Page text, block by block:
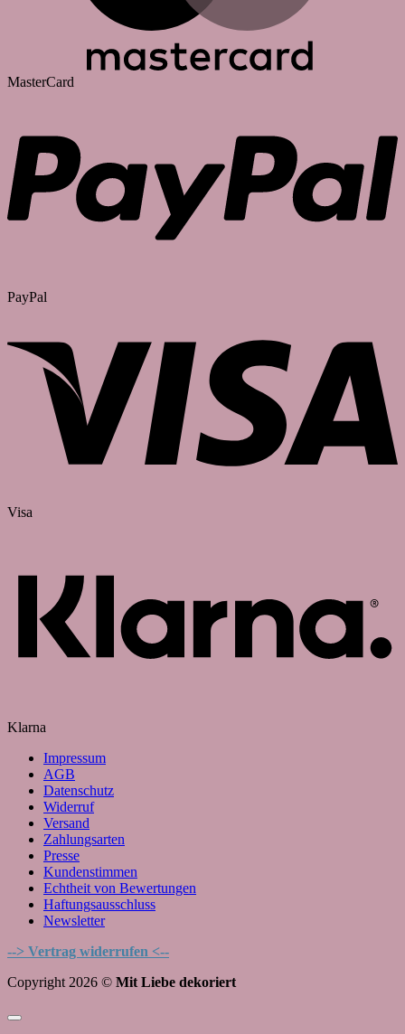
MasterCard
PayPal
Visa
Klarna
Impressum
AGB
Datenschutz
Widerruf
Versand
Zahlungsarten
Presse
Kundenstimmen
Echtheit von Bewertungen
Haftungsausschluss
Newsletter
--> Vertrag widerrufen <--
Copyright 2026 © Mit Liebe dekoriert